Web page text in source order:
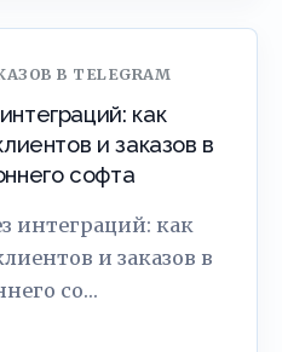
В TELEGRAM
как
и заказов в
софта
интеграций: как
и заказов в
со…